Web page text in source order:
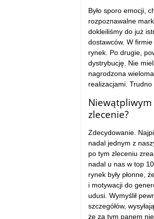
Było sporo emocji,
rozpoznawalne
dokleiliśmy do już
dostawców. W
rynek. Po drugie,
dystrybucję. Nie
nagrodzona
realizacjami.
Niewątpliwym
zlecenie?
Zdecydowanie.
nadal jednym z
po tym zleceniu
nadal u nas w top
rynek były płonne,
i motywacji do
udusi. Wymyślił
szczegółów,
że za tym panem